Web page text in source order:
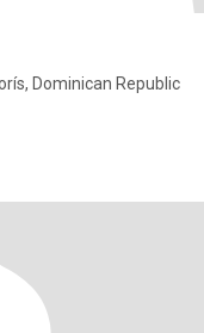
Dominican Republic